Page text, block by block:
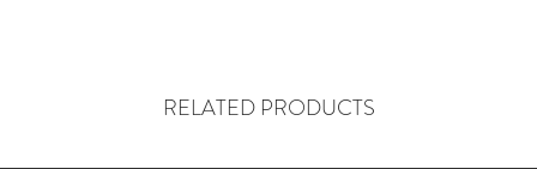
RELATED PRODUCTS